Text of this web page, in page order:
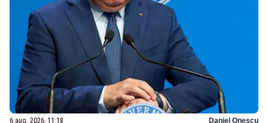
6 aug. 2026, 11:18 Daniel Onescu